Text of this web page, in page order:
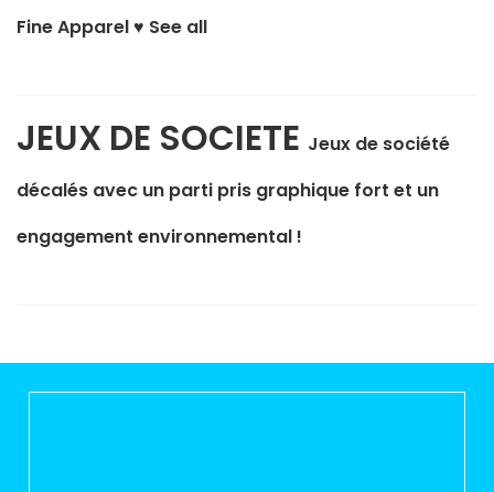
Fine Apparel ♥ See all
JEUX DE SOCIETE Jeux de société
décalés avec un parti pris graphique fort et un
engagement environnemental !